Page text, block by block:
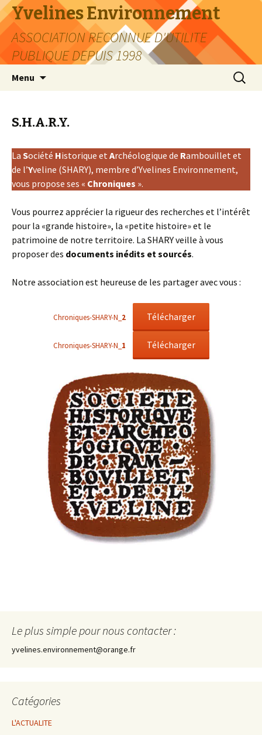
Yvelines Environnement
ASSOCIATION RECONNUE D'UTILITE
PUBLIQUE DEPUIS 1998
Menu
S.H.A.R.Y.
La Société Historique et Archéologique de Rambouillet et
de l’Yveline (SHARY), membre d’Yvelines Environnement,
vous propose ses « Chroniques ».
Vous pourrez apprécier la rigueur des recherches et l’intérêt
pour la «grande histoire», la «petite histoire» et le
patrimoine de notre territoire. La SHARY veille à vous
proposer des documents inédits et sourcés.
Notre association est heureuse de les partager avec vous :
Chroniques-SHARY-N_ 2 Télécharger
Chroniques-SHARY-N_ 1 Télécharger
Le plus simple pour nous contacter :
yvelines.environnement@orange.fr
Catégories
L'ACTUALITE